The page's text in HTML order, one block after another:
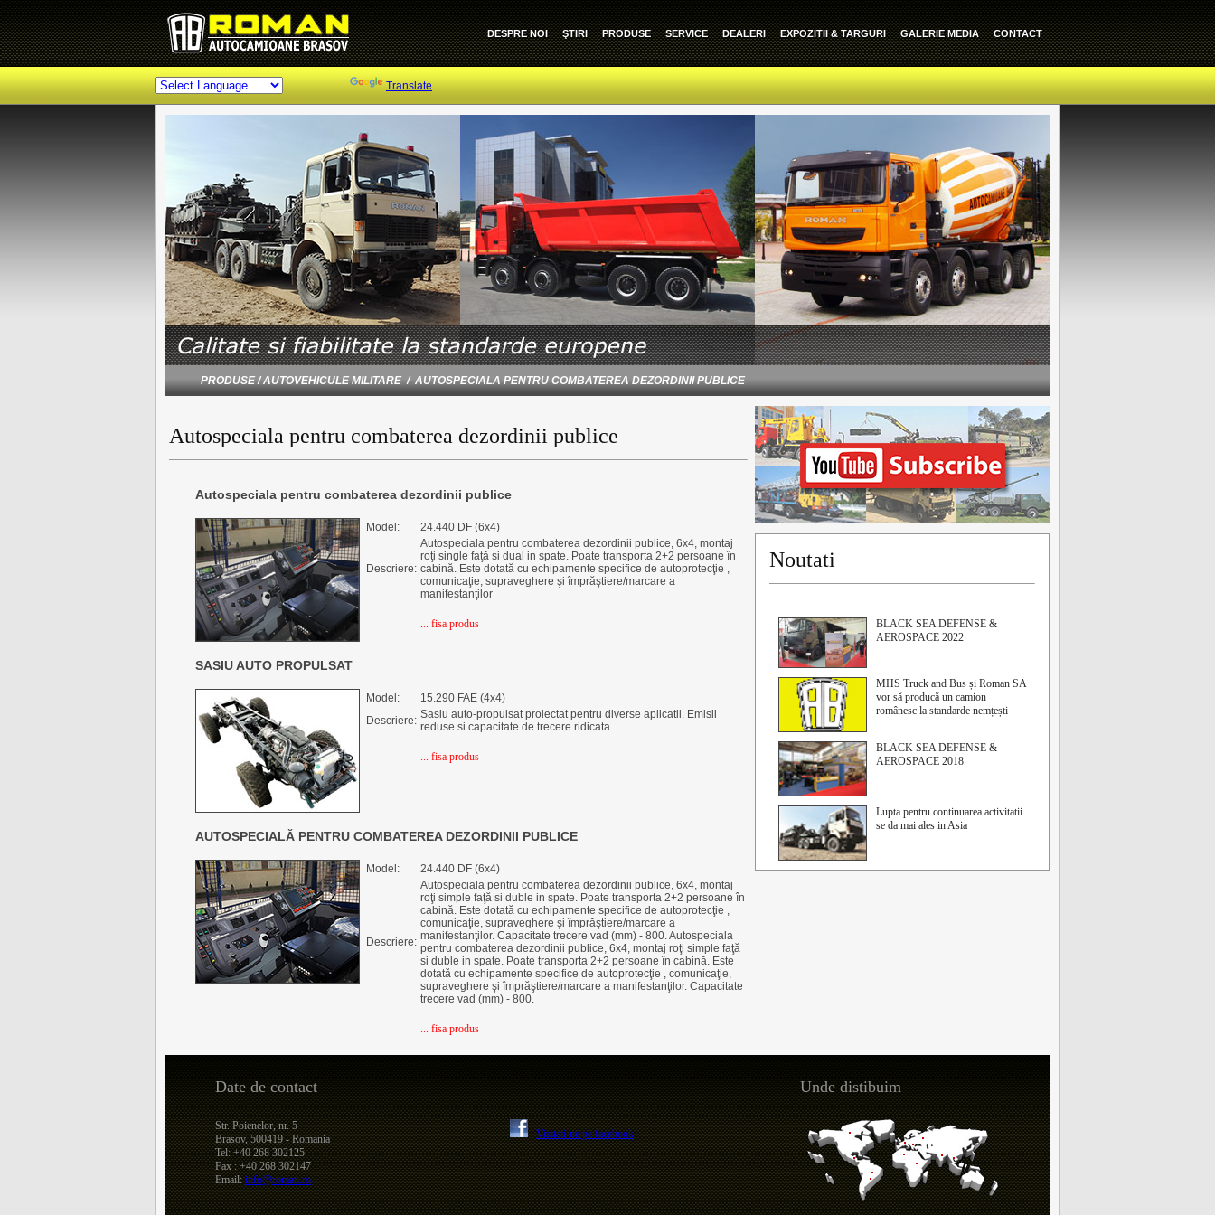
DESPRE NOI ŞTIRI PRODUSE SERVICE DEALERI EXPOZITII & TARGURI GALERIE MEDIA CONTACT
Translate
PRODUSE / AUTOVEHICULE MILITARE / AUTOSPECIALA PENTRU COMBATEREA DEZORDINII PUBLICE
Autospeciala pentru combaterea dezordinii publice
Autospeciala pentru combaterea dezordinii publice
Model: 24.440 DF (6x4)
Descriere:
Autospeciala pentru combaterea dezordinii publice, 6x4, montaj
roţi single faţă si dual in spate. Poate transporta 2+2 persoane în
cabină. Este dotată cu echipamente specifice de autoprotecţie ,
comunicaţie, supraveghere şi împrăştiere/marcare a
manifestanţilor
... fisa produs
SASIU AUTO PROPULSAT
Model:
15.290 FAE (4x4)
Descriere: Sasiu auto-propulsat proiectat pentru diverse aplicatii. Emisii
reduse si capacitate de trecere ridicata.
... fisa produs
AUTOSPECIALĂ PENTRU COMBATEREA DEZORDINII PUBLICE
Model: 24.440 DF (6x4)
Descriere:
Autospeciala pentru combaterea dezordinii publice, 6x4, montaj
roţi simple faţă si duble in spate. Poate transporta 2+2 persoane în
cabină. Este dotată cu echipamente specifice de autoprotecţie ,
comunicaţie, supraveghere şi împrăştiere/marcare a
manifestanţilor. Capacitate trecere vad (mm) - 800. Autospeciala
pentru combaterea dezordinii publice, 6x4, montaj roţi simple faţă
si duble in spate. Poate transporta 2+2 persoane în cabină. Este
dotată cu echipamente specifice de autoprotecţie , comunicaţie,
supraveghere şi împrăştiere/marcare a manifestanţilor. Capacitate
trecere vad (mm) - 800.
... fisa produs
Noutati
BLACK SEA DEFENSE &
AEROSPACE 2022
MHS Truck and Bus și Roman SA
vor să producă un camion
românesc la standarde nemțești
BLACK SEA DEFENSE &
AEROSPACE 2018
Lupta pentru continuarea activitatii
se da mai ales in Asia
Date de contact
Str. Poienelor, nr. 5
Brasov, 500419 - Romania
Tel: +40 268 302125
Fax : +40 268 302147
Email:info@roman.ro
Vizitati-ne pe facebook
Unde distibuim